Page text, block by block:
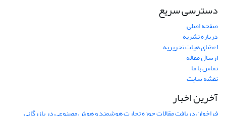
دسترسی سریع
صفحه اصلی
درباره نشریه
اعضای هیات تحریریه
ارسال مقاله
تماس با ما
نقشه سایت
آخرین اخبار